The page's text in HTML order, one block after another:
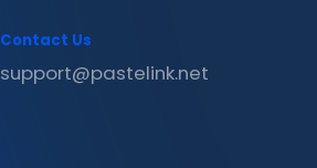
Contact Us
support@pastelink.net